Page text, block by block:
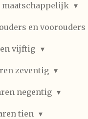
en voorouders
vijftig
zeventig
negentig
tien